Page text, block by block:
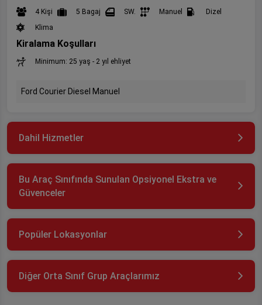
4 Kişi 5 Bagaj SW. Manuel
Dizel
Klima
Kiralama Koşulları
Minimum: 25 yaş - 2 yıl ehliyet
Ford Courier Diesel Manuel
Dahil Hizmetler
Bu Araç Sınıfında Sunulan Opsiyonel Ekstra ve
Güvenceler
Popüler Lokasyonlar
Diğer Orta Sınıf Grup Araçlarımız